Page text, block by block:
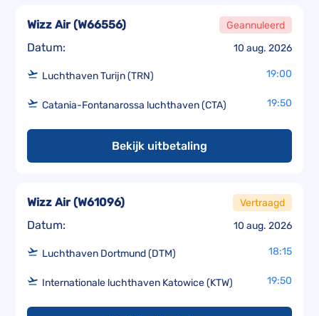
Datum: 10 aug. 2026
Wizz Air(W66556) Geannuleerd
Luchthaven Turijn (TRN) 19:00
Catania-Fontanarossa luchthaven (CTA) 19:50
Bekijk uitbetaling
Datum: 10 aug. 2026
Wizz Air(W61096) Vertraagd
Luchthaven Dortmund (DTM) 18:15
Internationale luchthaven Katowice (KTW) 19:50